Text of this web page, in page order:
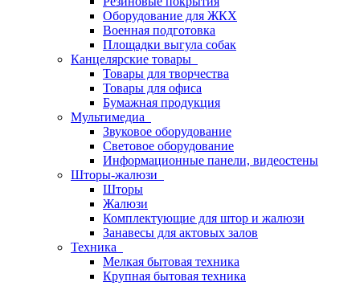
Оборудование для ЖКХ
Военная подготовка
Площадки выгула собак
Канцелярские товары
Товары для творчества
Товары для офиса
Бумажная продукция
Мультимедиа
Звуковое оборудование
Световое оборудование
Информационные панели, видеостены
Шторы-жалюзи
Шторы
Жалюзи
Комплектующие для штор и жалюзи
Занавесы для актовых залов
Техника
Мелкая бытовая техника
Крупная бытовая техника